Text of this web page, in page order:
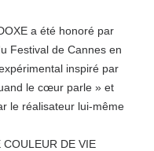
a été honoré par
Festival de Cannes en
inspiré par
le cœur parle » et
le réalisateur lui-même
DE VIE